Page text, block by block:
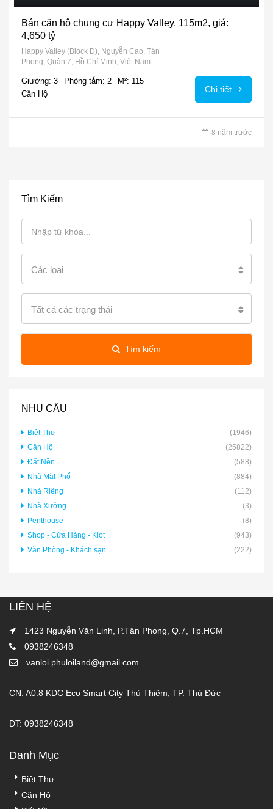
Bán căn hộ chung cư Happy Valley, 115m2, giá:
4,650 tỷ
Happy Valley (Block D), Nguyễn Cao, Tân
Phong, Quận 7, Hồ Chí Minh, Việt Nam
Giường: 3 Phòng tắm: 2
M²: 115
Căn Hộ
Chi tiết
8 năm trước
Tìm Kiếm
Các loại
Tất cả các trạng thái
Tìm kiếm
NHU CẦU
Biệt Thự
(1946)
Căn Hộ
(25822)
Đất Nền
(588)
Nhà Mặt Phố
(884)
Nhà Riêng
(112)
Nhà Xưởng
(3)
Penthouse
(8)
Shop - Cửa Hàng - Kiot
(943)
Văn Phòng - Khách sạn
(222)
LIÊN HỆ
1423 Nguyễn Văn Linh, P.Tân Phong, Q.7, Tp.HCM
0938246348
vanloi.phuloiland@gmail.com
CN: A0.8 KDC Eco Smart City Thủ Thiêm, TP. Thủ Đức
ĐT: 0938246348
Danh Mục
Biệt Thự
Căn Hộ